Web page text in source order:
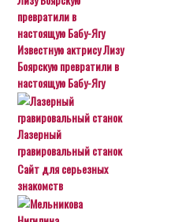
Известную актрису Лизу
Боярскую превратили в
настоящую Бабу-Ягу
Лазерный
гравировальный станок
Сайт для серьезных
знакомств